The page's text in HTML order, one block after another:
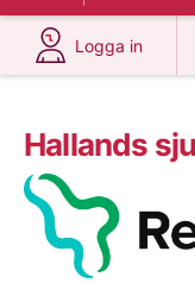
Logga in
på 1177.se
Hallands